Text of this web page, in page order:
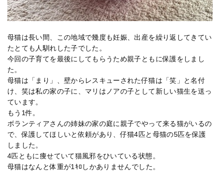
母猫は長い間、この地域で幾度も妊娠、出産を繰り返してきてい
たとても人馴れした子でした。
今回の子育てを最後にしてもらうため親子ともに保護をしまし
た。
母猫は「まり」、壁からレスキューされた仔猫は「笑」と名付
け、笑は私の家の子に、マリはノアの子として新しい猫生を送っ
ています。
もう1件。
ボランティアさんの姉妹の家の庭に親子でやって来る猫がいるの
で、保護してほしいと依頼があり、仔猫4匹と母猫の5匹を保護
しました。
4匹ともに痩せていて猫風邪をひいている状態。
母猫はなんと体重が1ｷﾛしかありませんでした。